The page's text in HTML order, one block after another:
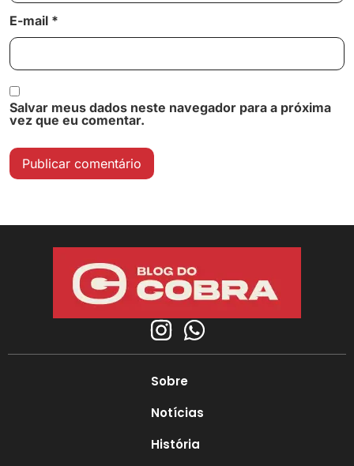
E-mail *
Salvar meus dados neste navegador para a próxima
vez que eu comentar.
Sobre
Notícias
História